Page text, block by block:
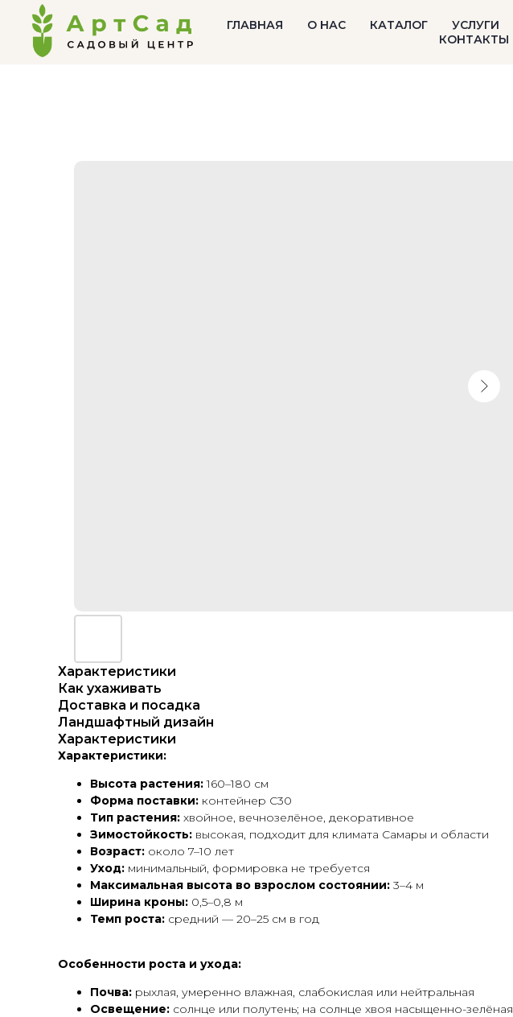
ГЛАВНАЯ О НАС КАТАЛОГ УСЛУГИ
КОНТАКТЫ
Характеристики
Как ухаживать
Доставка и посадка
Ландшафтный дизайн
Характеристики
Характеристики:
Высота растения:160–180 см
Форма поставки: контейнер С30
Тип растения: хвойное, вечнозелёное, декоративное
Зимостойкость: высокая, подходит для климата Самары и области
Возраст: около 7–10 лет
Уход: минимальный, формировка не требуется
Максимальная высота во взрослом состоянии: 3–4 м
Ширина кроны: 0,5–0,8 м
Темп роста: средний — 20–25 см в год
Особенности роста и ухода:
Почва: рыхлая, умеренно влажная, слабокислая или нейтральная
Освещение: солнце или полутень; на солнце хвоя насыщенно-зелёная